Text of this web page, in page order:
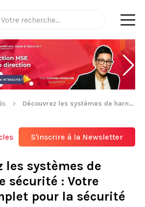
Découvrez les systèmes de harnais de sécurité : Votre guide complet pour la sécurité en hauteur
S'inscrire à la Newsletter
les systèmes de
sécurité : Votre
pour la sécurité